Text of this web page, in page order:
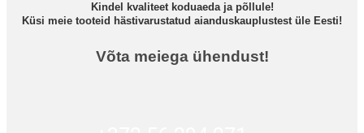
Kindel kvaliteet koduaeda ja põllule!
Küsi meie tooteid hästivarustatud aianduskauplustest üle Eesti!
Võta meiega ühendust!